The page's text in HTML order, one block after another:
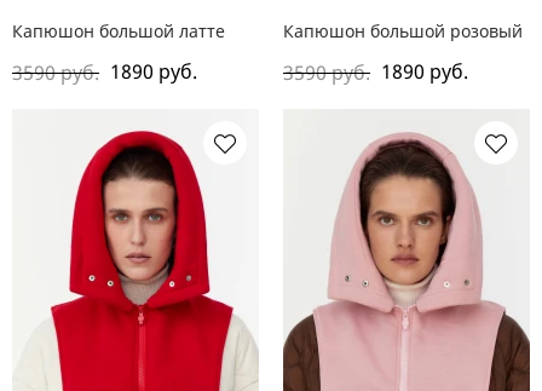
Капюшон большой латте
3590 руб. 1890 руб.
Капюшон большой розовый
3590 руб. 1890 руб.